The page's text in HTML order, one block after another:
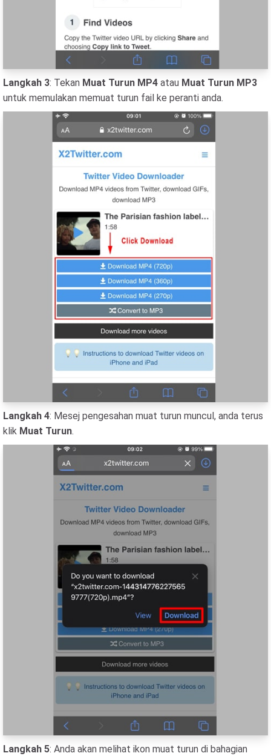
Langkah 3: Tekan Muat Turun MP4 atau Muat Turun MP3
untuk memulakan memuat turun fail ke peranti anda.
Langkah 4: Mesej pengesahan muat turun muncul, anda terus
klik Muat Turun.
Langkah 5: Anda akan melihat ikon muat turun di bahagian